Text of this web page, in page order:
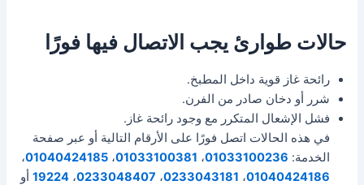
حالات طوارئ يجب الاتصال فيها فورًا
رائحة غاز قوية داخل المطبخ.
شرر أو دخان صادر من الفرن.
فشل الإشعال المتكرر مع وجود رائحة غاز.
في هذه الحالات اتصل فورًا على الأرقام التالية أو عبر صفحة
الخدمة: 01033100236، 01033100381،01040424185،
01040424186، 0233043181، 0233048407،19224 أو